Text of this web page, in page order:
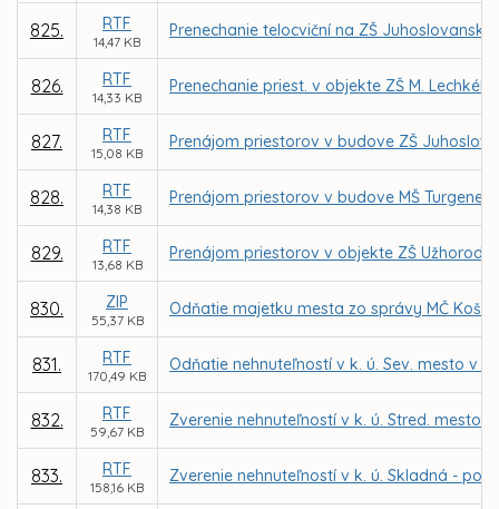
825. RTF
14,47 KB
Prenechanie telocviční na ZŠ
826. RTF
14,33 KB
Prenechanie priest. v objekte ZŠ M.
827. RTF
15,08 KB
Prenájom priestorov v budove ZŠ
828. RTF
14,38 KB
Prenájom priestorov v budove MŠ
829. RTF
13,68 KB
Prenájom priestorov v objekte ZŠ
830. ZIP
55,37 KB
Odňatie majetku mesta zo správy MČ
831. RTF
170,49 KB
Odňatie nehnuteľností v k. ú. Sev. mesto v
832. RTF
59,67 KB
Zverenie nehnuteľností v k. ú. Stred. mesto
833. RTF
158,16 KB
Zverenie nehnuteľností v k. ú. Skladná -